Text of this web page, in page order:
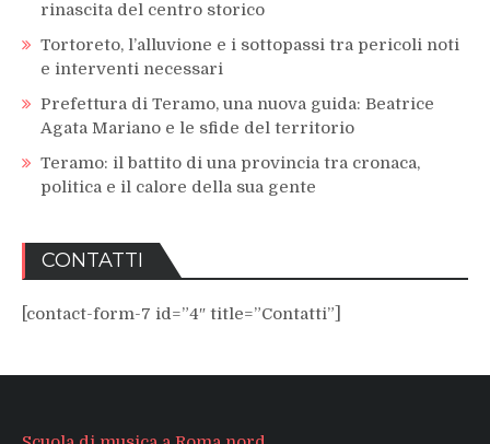
rinascita del centro storico
Tortoreto, l’alluvione e i sottopassi tra pericoli noti
e interventi necessari
Prefettura di Teramo, una nuova guida: Beatrice
Agata Mariano e le sfide del territorio
Teramo: il battito di una provincia tra cronaca,
politica e il calore della sua gente
CONTATTI
[contact-form-7 id=”4″ title=”Contatti”]